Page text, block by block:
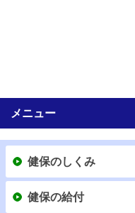
メニュー
健保のしくみ
健保の給付